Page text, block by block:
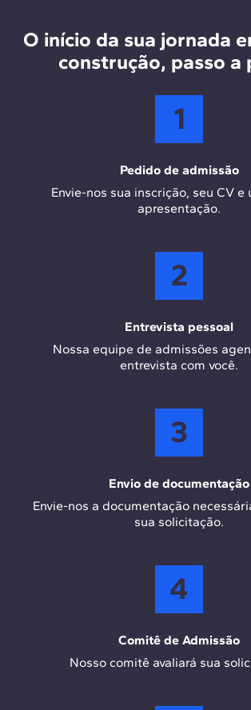
pelo Power BI para visualização de
para análises de sustentabilidade.
O início da sua jornada
construção, passo a
1
Pedido de admissão
Envie-nos sua inscrição, seu CV e
apresentação.
2
Entrevista pessoal
Nossa equipe de admissões
entrevista com você.
3
Envio de documentação
Envie-nos a documentação
sua solicitação.
4
Comitê de Admissão
Nosso comitê avaliará sua